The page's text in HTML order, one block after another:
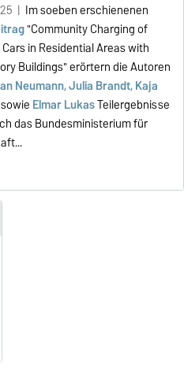
| Im soeben erschienenen
"Community Charging of
in Residential Areas with
Buildings" erörtern die Autoren
Neumann, Julia Brandt, Kaja
sowie Elmar LukasTeilergebnisse
das Bundesministerium für